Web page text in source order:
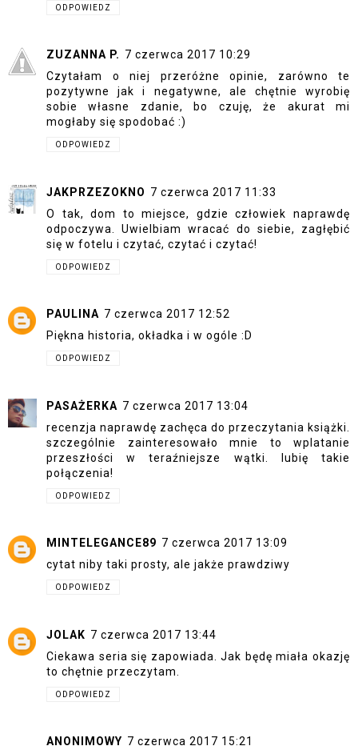
ODPOWIEDZ
ZUZANNA P. 7 czerwca 2017 10:29
Czytałam o niej przeróżne opinie, zarówno te
pozytywne jak i negatywne, ale chętnie wyrobię
sobie własne zdanie, bo czuję, że akurat mi
mogłaby się spodobać :)
ODPOWIEDZ
JAKPRZEZOKNO 7 czerwca 2017 11:33
O tak, dom to miejsce, gdzie człowiek naprawdę
odpoczywa. Uwielbiam wracać do siebie, zagłębić
się w fotelu i czytać, czytać i czytać!
ODPOWIEDZ
PAULINA 7 czerwca 2017 12:52
Piękna historia, okładka i w ogóle :D
ODPOWIEDZ
PASAŻERKA 7 czerwca 2017 13:04
recenzja naprawdę zachęca do przeczytania książki.
szczególnie zainteresowało mnie to wplatanie
przeszłości w teraźniejsze wątki. lubię takie
połączenia!
ODPOWIEDZ
MINTELEGANCE89 7 czerwca 2017 13:09
cytat niby taki prosty, ale jakże prawdziwy
ODPOWIEDZ
JOLAK 7 czerwca 2017 13:44
Ciekawa seria się zapowiada. Jak będę miała okazję
to chętnie przeczytam.
ODPOWIEDZ
ANONIMOWY 7 czerwca 2017 15:21